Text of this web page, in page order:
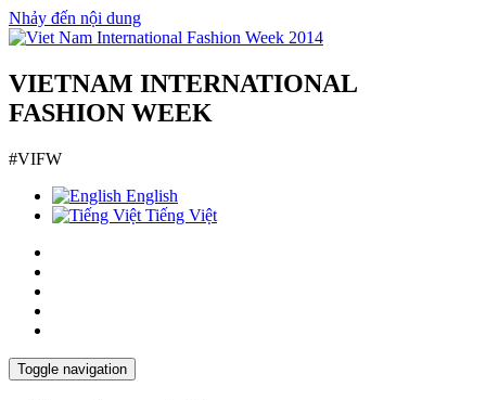
Nhảy đến nội dung
VIETNAM INTERNATIONAL
FASHION WEEK
#VIFW
English
Tiếng Việt
Toggle navigation